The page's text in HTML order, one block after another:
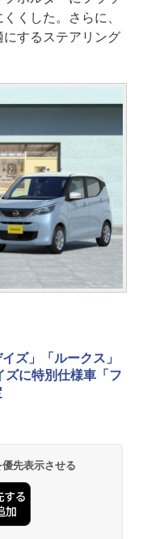
くした。さらに、
するステアリング
ズ」「ルークス」
ズに特別仕様車「フ
先表示させる